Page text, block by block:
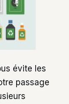
évite les
passage